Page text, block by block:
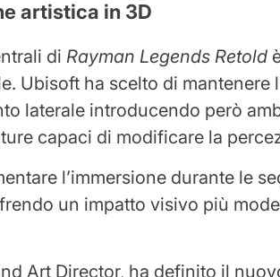
artistica in 3D
diRayman Legends Retold
Ubisoft ha scelto di mantenere
laterale introducendo però
capaci di modificare la
l’immersione durante le
un impatto visivo più
Art Director, ha definito il